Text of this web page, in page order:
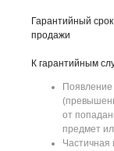
Гарантийный
продажи
К гарантийным
от
предмет
Частичная